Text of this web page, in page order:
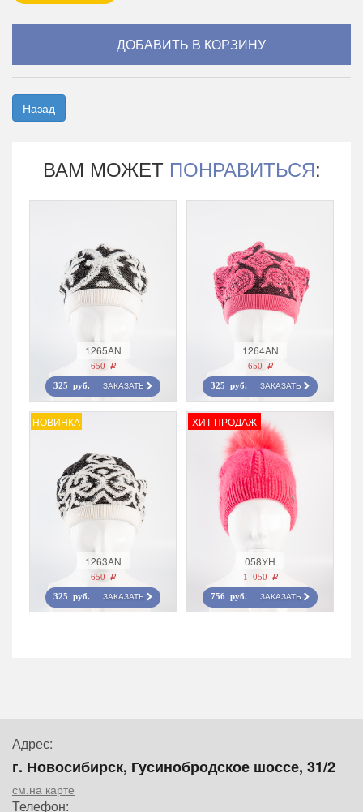
Назад
ВАМ МОЖЕТ ПОНРАВИТЬСЯ:
1265AN
650 r
325 руб. ЗАКАЗАТЬ
1264AN
650 r
325 руб. ЗАКАЗАТЬ
НОВИНКА
1263AN
650 r
325 руб. ЗАКАЗАТЬ
ХИТ ПРОДАЖ
058УН
1 050 r
756 руб. ЗАКАЗАТЬ
Адрес:
г. Новосибирск, Гусинобродское шоссе, 31/2
см.на карте
Телефон: